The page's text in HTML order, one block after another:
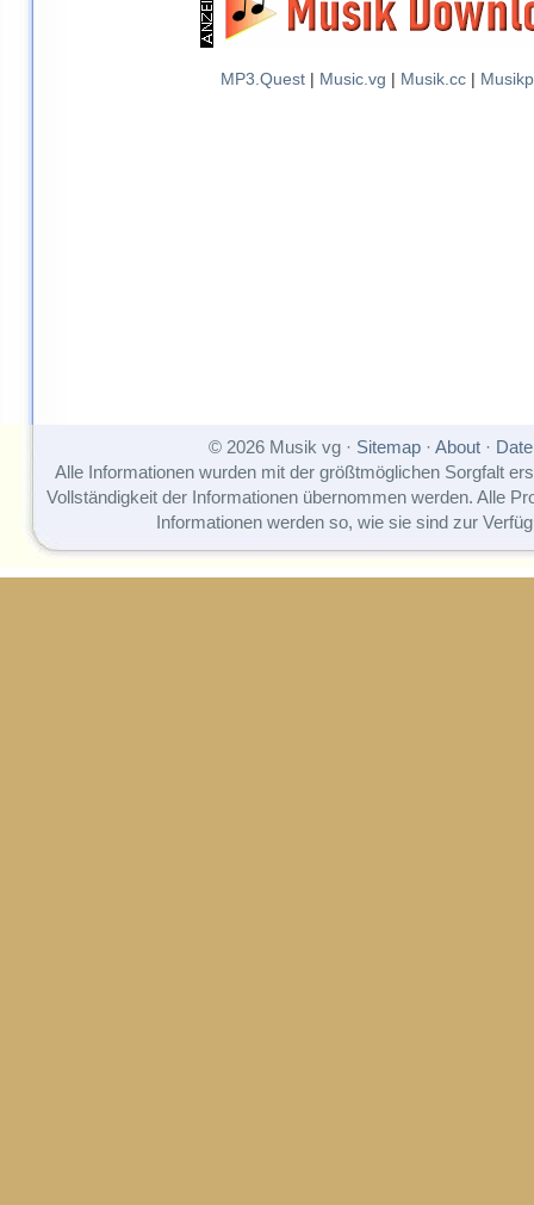
MP3.Quest| Music.vg | Musik.cc|
© 2026 Musik vg · Sitemap· About·
Alle Informationen wurden mit der größtmöglichen Sorgfalt
Vollständigkeit der Informationen übernommen werden. Alle
Informationen werden so, wie sie sind zur